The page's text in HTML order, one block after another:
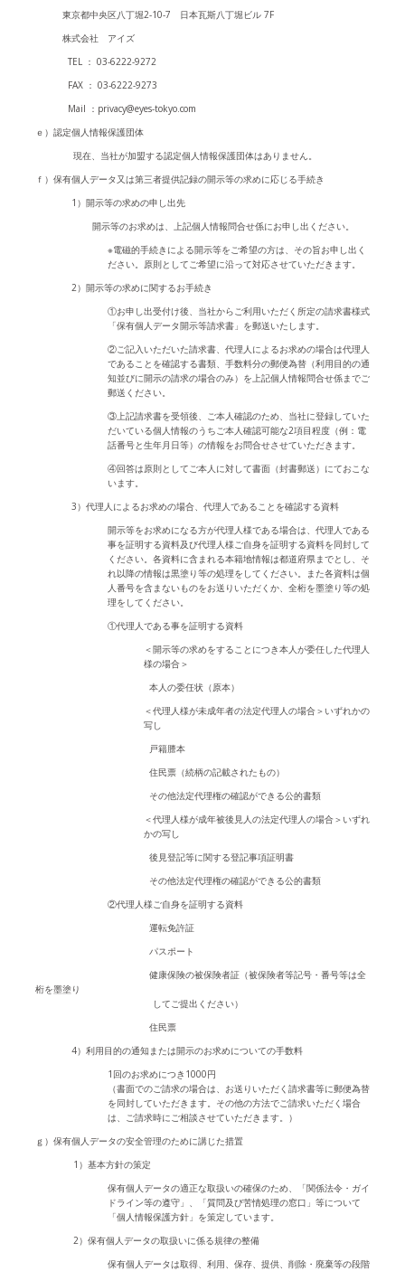
東京都中央区八丁堀2-10-7 日本瓦斯八丁堀ビル 7F
株式会社 アイズ
TEL ： 03-6222-9272
FAX ： 03-6222-9273
Mail ：privacy@eyes-tokyo.com
ｅ）認定個人情報保護団体
現在、当社が加盟する認定個人情報保護団体はありません。
ｆ）保有個人データ又は第三者提供記録の開示等の求めに応じる手続き
1）開示等の求めの申し出先
開示等のお求めは、上記個人情報問合せ係にお申し出ください。
※電磁的手続きによる開示等をご希望の方は、その旨お申し出く
ださい。原則としてご希望に沿って対応させていただきます。
2）開示等の求めに関するお手続き
①お申し出受付け後、当社からご利用いただく所定の請求書様式
「保有個人データ開示等請求書」を郵送いたします。
②ご記入いただいた請求書、代理人によるお求めの場合は代理人
であることを確認する書類、手数料分の郵便為替（利用目的の通
知並びに開示の請求の場合のみ）を上記個人情報問合せ係までご
郵送ください。
③上記請求書を受領後、ご本人確認のため、当社に登録していた
だいている個人情報のうちご本人確認可能な2項目程度（例：電
話番号と生年月日等）の情報をお問合せさせていただきます。
④回答は原則としてご本人に対して書面（封書郵送）にておこな
います。
3）代理人によるお求めの場合、代理人であることを確認する資料
開示等をお求めになる方が代理人様である場合は、代理人である
事を証明する資料及び代理人様ご自身を証明する資料を同封して
ください。各資料に含まれる本籍地情報は都道府県までとし、そ
れ以降の情報は黒塗り等の処理をしてください。また各資料は個
人番号を含まないものをお送りいただくか、全桁を墨塗り等の処
理をしてください。
①代理人である事を証明する資料
＜開示等の求めをすることにつき本人が委任した代理人
様の場合＞
本人の委任状（原本）
＜代理人様が未成年者の法定代理人の場合＞いずれかの
写し
戸籍謄本
住民票（続柄の記載されたもの）
その他法定代理権の確認ができる公的書類
＜代理人様が成年被後見人の法定代理人の場合＞いずれ
かの写し
後見登記等に関する登記事項証明書
その他法定代理権の確認ができる公的書類
②代理人様ご自身を証明する資料
運転免許証
パスポート
健康保険の被保険者証（被保険者等記号・番号等は全
桁を墨塗り
してご提出ください）
住民票
4）利用目的の通知または開示のお求めについての手数料
1回のお求めにつき1000円
（書面でのご請求の場合は、お送りいただく請求書等に郵便為替
を同封していただきます。その他の方法でご請求いただく場合
は、ご請求時にご相談させていただきます。）
ｇ）保有個人データの安全管理のために講じた措置
1）基本方針の策定
保有個人データの適正な取扱いの確保のため、「関係法令・ガイ
ドライン等の遵守」、「質問及び苦情処理の窓口」等について
「個人情報保護方針」を策定しています。
2）保有個人データの取扱いに係る規律の整備
保有個人データは取得、利用、保存、提供、削除・廃棄等の段階